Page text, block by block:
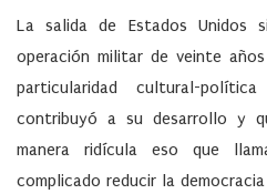
La salida de Estados Unidos
operación militar de veinte
particularidad cultural-
contribuyó a su desarrollo y
manera ridícula eso que
complicado reducir la